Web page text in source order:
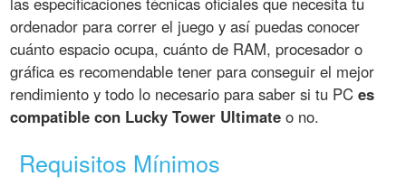
ordenador para correr el juego y así puedas conocer
cuánto espacio ocupa, cuánto de RAM, procesador o
gráfica es recomendable tener para conseguir el mejor
rendimiento y todo lo necesario para saber si tu PCes
compatible con Lucky Tower Ultimate o no.
Requisitos Mínimos